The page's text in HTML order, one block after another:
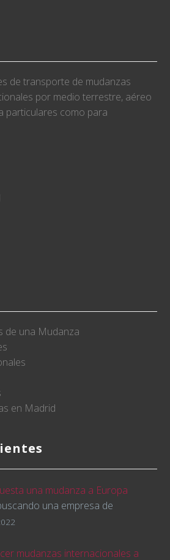
de transporte de mudanzas
por medio terrestre, aéreo
particulares como para
de una Mudanza
en Madrid
una mudanza a Europa
una empresa de
para cambiar de país y trasladar
de la mudanza desde el
mudanzas internacionales a